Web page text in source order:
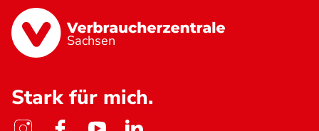
Sachsen
Stark für mich.